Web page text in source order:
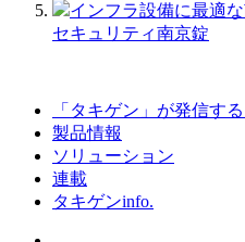
インフラ設備に最適
セキュリティ南京錠
「タキゲン」が発信す
製品情報
ソリューション
連載
タキゲンinfo.